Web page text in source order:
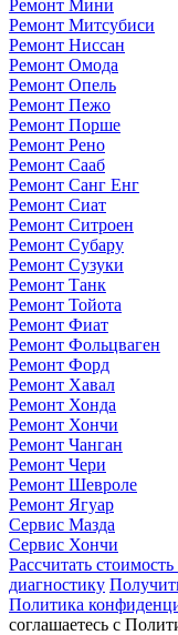
Ремонт Мини
Ремонт Митсубиси
Ремонт Ниссан
Ремонт Омода
Ремонт Опель
Ремонт Пежо
Ремонт Порше
Ремонт Рено
Ремонт Сааб
Ремонт Санг Енг
Ремонт Сиат
Ремонт Ситроен
Ремонт Субару
Ремонт Сузуки
Ремонт Танк
Ремонт Тойота
Ремонт Фиат
Ремонт Фольцваген
Ремонт Форд
Ремонт Хавал
Ремонт Хонда
Ремонт Хончи
Ремонт Чанган
Ремонт Чери
Ремонт Шевроле
Ремонт Ягуар
Сервис Мазда
Сервис Хончи
Рассчитать
диагностику
Политика
соглашаетесь с